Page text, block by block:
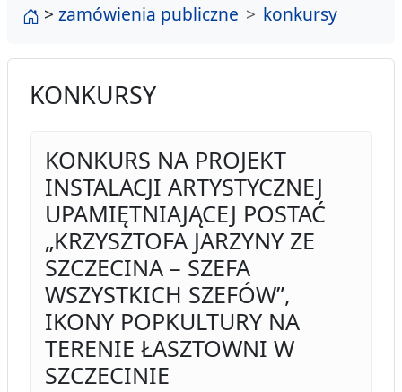
strona główna
> zamówienia publiczne konkursy
KONKURSY
KONKURS NA PROJEKT
INSTALACJI ARTYSTYCZNEJ
UPAMIĘTNIAJĄCEJ POSTAĆ
„KRZYSZTOFA JARZYNY ZE
SZCZECINA – SZEFA
WSZYSTKICH SZEFÓW”,
IKONY POPKULTURY NA
TERENIE ŁASZTOWNI W
SZCZECINIE